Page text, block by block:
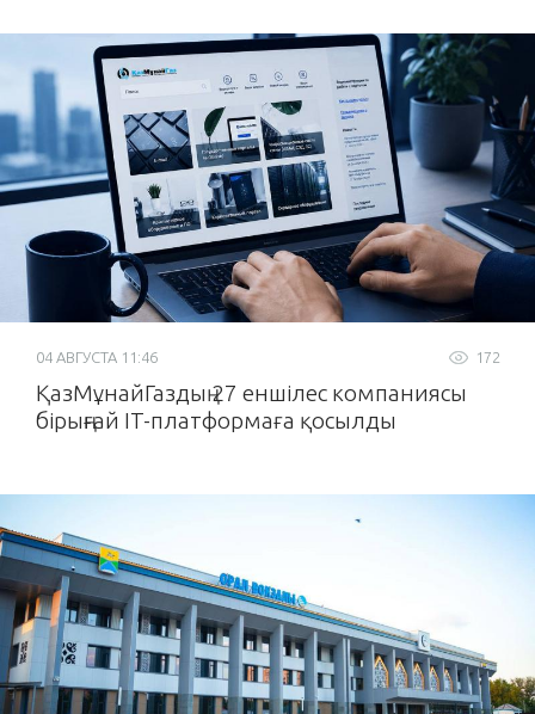
172
04 АВГУСТА 11:46
ҚазМұнайГаздың 27 еншілес компаниясы
бірыңғай IT-платформаға қосылды